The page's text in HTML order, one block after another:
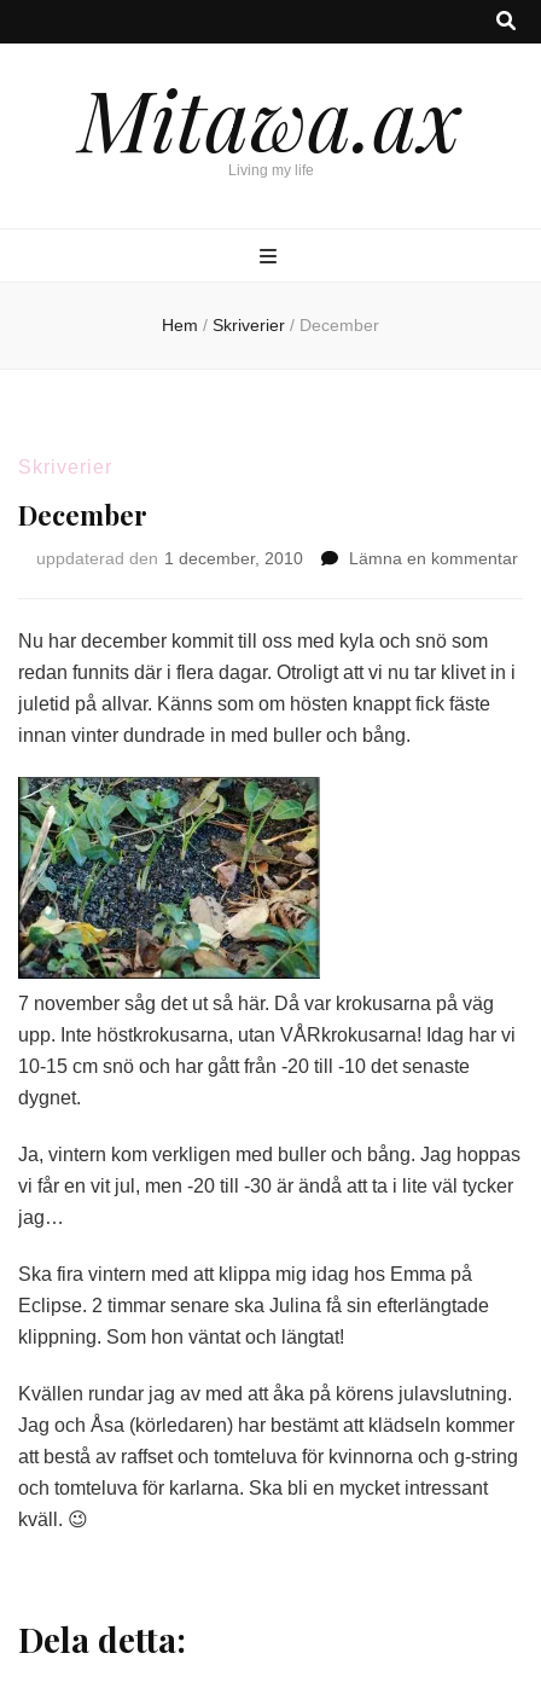
Mitawa.ax
Living my life
Hem / Skriverier / December
Skriverier
December
uppdaterad den 1 december, 2010 Lämna en kommentarpå
Nu har december kommit till oss med kyla och snö som
redan funnits där i flera dagar. Otroligt att vi nu tar klivet in i
juletid på allvar. Känns som om hösten knappt fick fäste
innan vinter dundrade in med buller och bång.
7 november såg det ut så här. Då var krokusarna på väg
upp. Inte höstkrokusarna, utan VÅRkrokusarna! Idag har vi
10-15 cm snö och har gått från -20 till -10 det senaste
dygnet.
Ja, vintern kom verkligen med buller och bång. Jag hoppas
vi får en vit jul, men -20 till -30 är ändå att ta i lite väl tycker
jag…
Ska fira vintern med att klippa mig idag hos Emma på
Eclipse. 2 timmar senare ska Julina få sin efterlängtade
klippning. Som hon väntat och längtat!
Kvällen rundar jag av med att åka på körens julavslutning.
Jag och Åsa (körledaren) har bestämt att klädseln kommer
att bestå av raffset och tomteluva för kvinnorna och g-string
och tomteluva för karlarna. Ska bli en mycket intressant
kväll. 😉
Dela detta: